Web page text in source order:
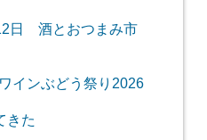
日 酒とおつまみ市
インぶどう祭り2026
きた